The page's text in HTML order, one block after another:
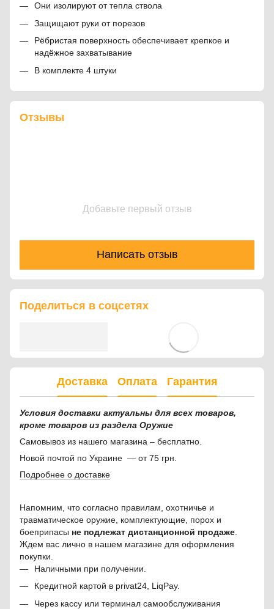
Они изолируют от тепла ствола
Защищают руки от порезов
Рёбристая поверхность обеспечивает крепкое и
надёжное захватывание
В комплекте 4 штуки
Отзывы
Добавьте первый отзыв
Написать отзыв
Поделиться в соцсетях
Доставка Оплата Гарантия
Условия доставки актуальны для всех товаров,
кроме товаров из раздела Оружие
Самовывоз из нашего магазина – бесплатно.
Новой почтой по Украине — от 75 грн.
Подробнее о доставке
Напомним, что согласно правилам, охотничье и
травматическое оружие, комплектующие, порох и
боеприпасы не подлежат дистанционной продаже
Ждем вас лично в нашем магазине для оформления
покупки.
Наличными при получении.
Кредитной картой в privat24, LiqPay.
Через кассу или терминал самообслуживания